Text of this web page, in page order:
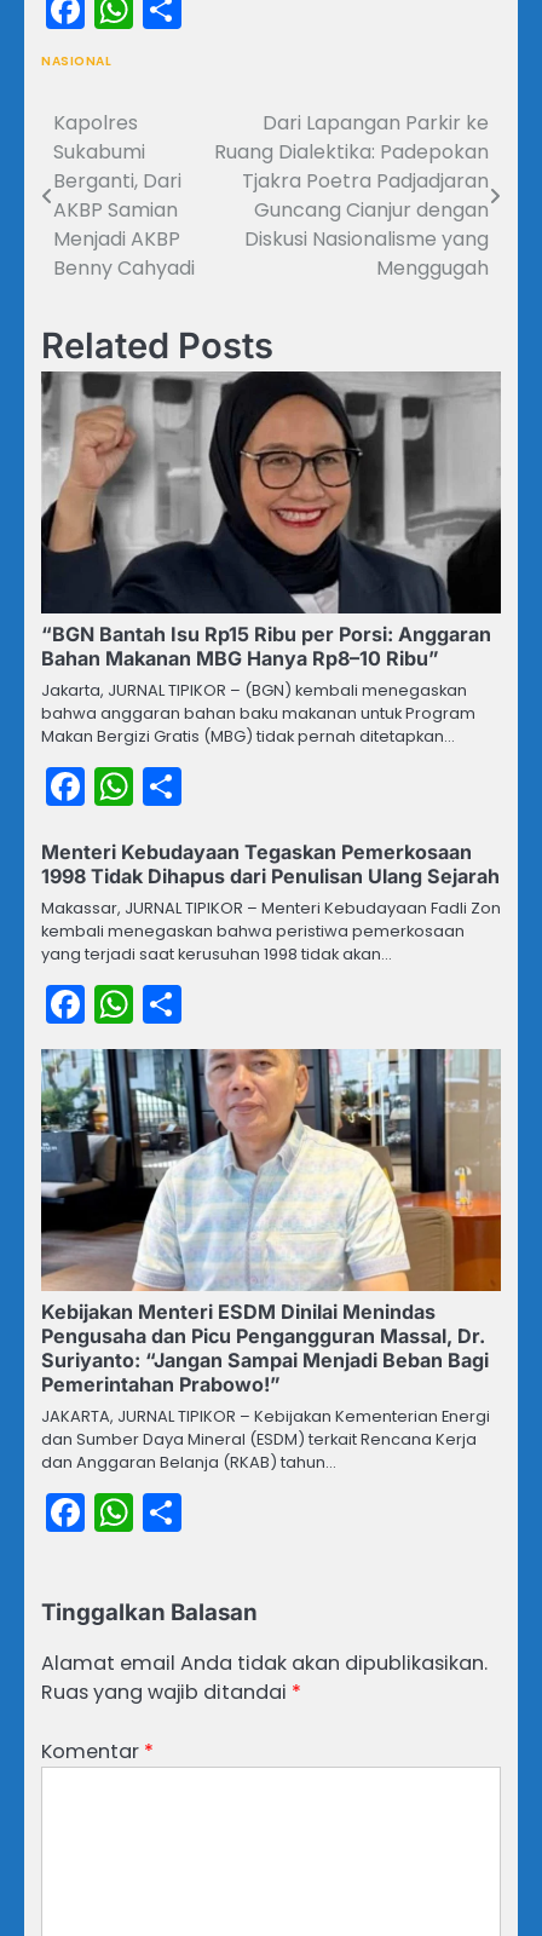
NASIONAL
Navigasi
pos
Kapolres
Sukabumi
Berganti, Dari
AKBP Samian
Menjadi AKBP
Benny Cahyadi
Dari Lapangan Parkir ke
Ruang Dialektika: Padepokan
Tjakra Poetra Padjadjaran
Guncang Cianjur dengan
Diskusi Nasionalisme yang
Menggugah
Related Posts
“BGN Bantah Isu Rp15 Ribu per Porsi: Anggaran
Bahan Makanan MBG Hanya Rp8–10 Ribu”
Jakarta, JURNAL TIPIKOR – (BGN) kembali menegaskan
bahwa anggaran bahan baku makanan untuk Program
Makan Bergizi Gratis (MBG) tidak pernah ditetapkan…
Facebook
WhatsApp
Menteri Kebudayaan Tegaskan Pemerkosaan
1998 Tidak Dihapus dari Penulisan Ulang Sejarah
Makassar, JURNAL TIPIKOR – Menteri Kebudayaan Fadli Zon
kembali menegaskan bahwa peristiwa pemerkosaan
yang terjadi saat kerusuhan 1998 tidak akan…
Facebook
WhatsApp
Kebijakan Menteri ESDM Dinilai Menindas
Pengusaha dan Picu Pengangguran Massal, Dr.
Suriyanto: “Jangan Sampai Menjadi Beban Bagi
Pemerintahan Prabowo!”
JAKARTA, JURNAL TIPIKOR – Kebijakan Kementerian Energi
dan Sumber Daya Mineral (ESDM) terkait Rencana Kerja
dan Anggaran Belanja (RKAB) tahun…
Facebook
WhatsApp
Tinggalkan Balasan
Alamat email Anda tidak akan dipublikasikan.
Ruas yang wajib ditandai *
Komentar *